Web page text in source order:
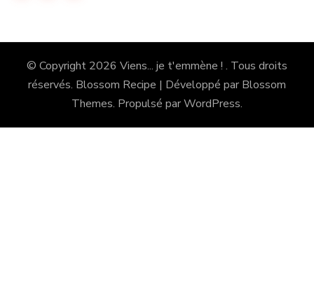
© Copyright 2026 Viens... je t'emmène ! . Tous droits
réservés. Blossom Recipe | Développé par Blossom
Themes. Propulsé parWordPress.